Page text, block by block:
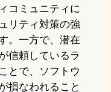
コミュニティに
リティ対策の強
。一方で、潜在
信頼しているラ
とで、ソフトウ
損なわれること